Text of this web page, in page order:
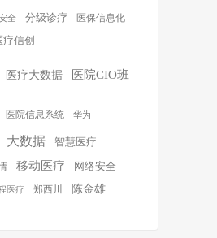
全 分级诊疗 医保信息化
疗信创
医疗大数据 医院CIO班
医院信息系统 华为
大数据 智慧医疗
移动医疗
网络安全
医疗 郑西川 陈金雄